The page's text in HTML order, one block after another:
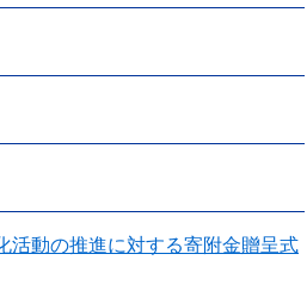
活動の推進に対する寄附金贈呈式